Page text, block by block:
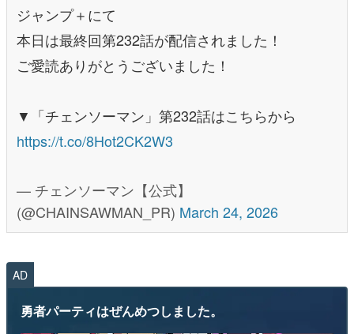
ジャンプ＋にて
本日は最終回第232話が配信されました！
ご愛読ありがとうございました！
▼「チェンソーマン」第232話はこちらから
https://t.co/8Hot2CK2W3
— チェンソーマン【公式】
(@CHAINSAWMAN_PR) March 24, 2026
AD
勇者パーティはぜんめつしました。